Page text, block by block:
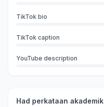
TikTok bio
TikTok caption
YouTube description
Had perkataan akademik